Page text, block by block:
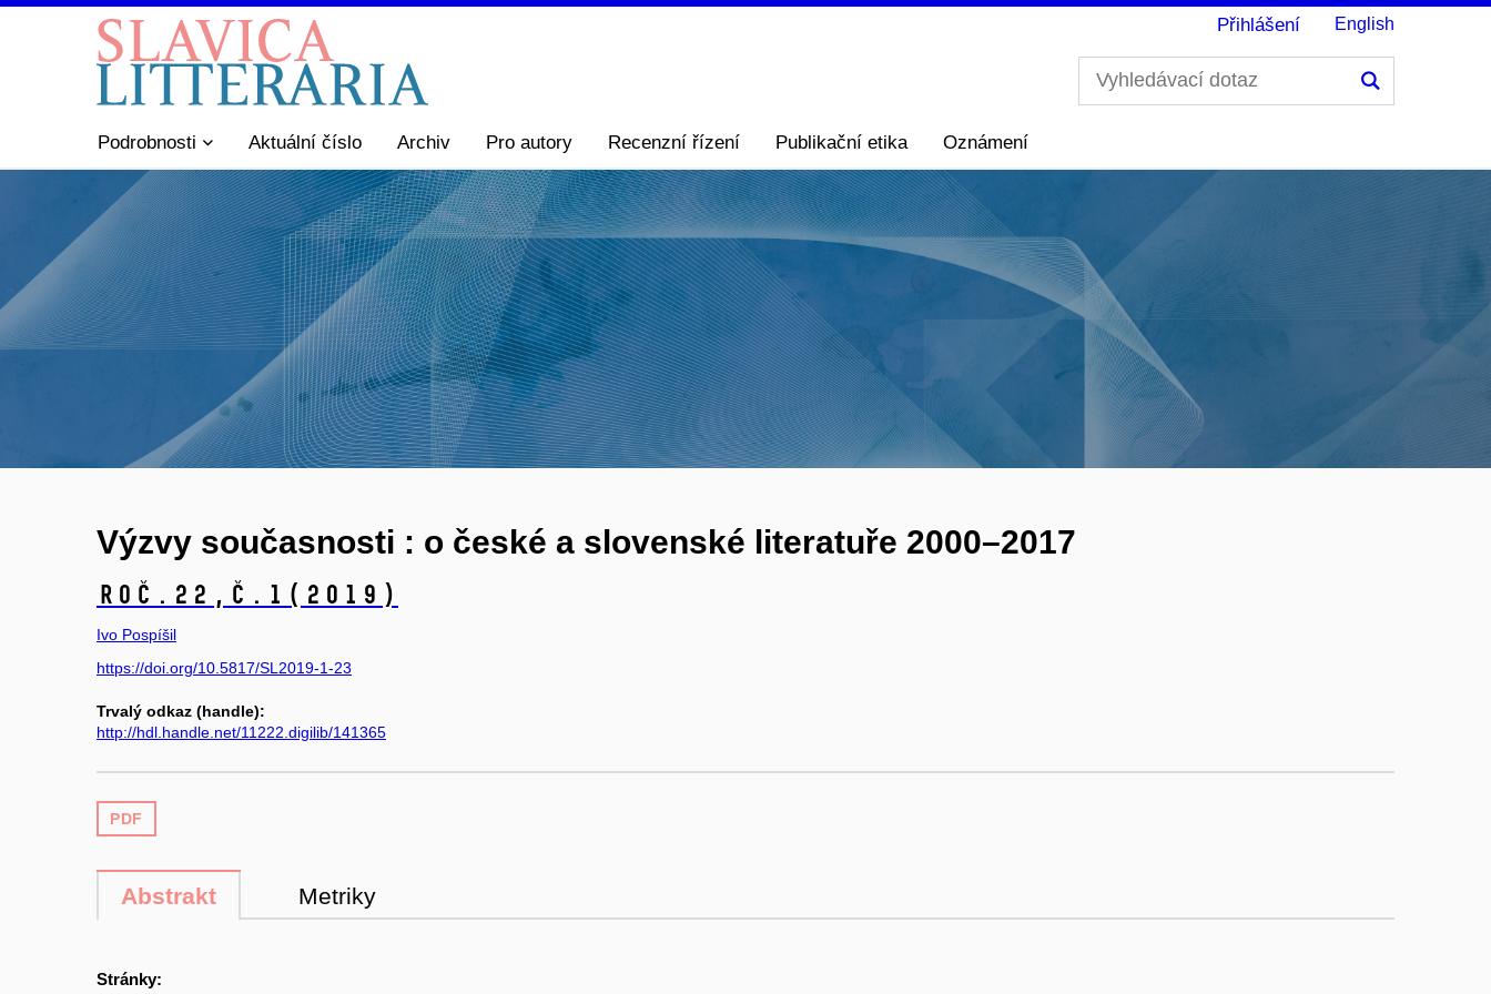
Přihlášení English
Podrobnosti Aktuální číslo Archiv Pro autory Recenzní řízení Publikační etika Oznámení
Výzvy současnosti : o české a slovenské literatuře 2000–2017
Roč.22, č.1 (2019)
Ivo Pospíšil
https://doi.org/10.5817/SL2019-1-23
Trvalý odkaz (handle):
http://hdl.handle.net/11222.digilib/141365
PDF
Abstrakt Metriky
Stránky: